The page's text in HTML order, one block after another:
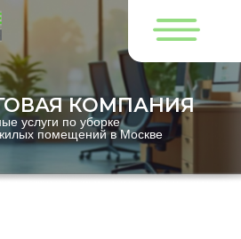
услуги по уборке
помещений в Москве
КОМПАНИЯ